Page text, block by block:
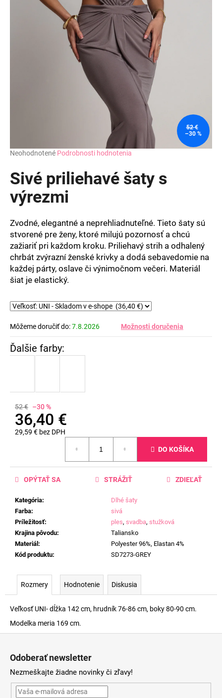
Priemerné
produktu
je
z
hviezdičiek.
Neohodnotené Podrobnosti hodnotenia
Sivé priliehavé šaty s
výrezmi
Zvodné, elegantné a neprehliadnuteľné. Tieto šaty sú
stvorené pre ženy, ktoré milujú pozornosť a chcú
zažiariť pri každom kroku. Priliehavý strih a odhalený
chrbát zvýrazní ženské krivky a dodá sebavedomie na
každej párty, oslave či výnimočnom večeri. Materiál
šiat je elastický.
Môžeme doručiť do:7.8.2026 Možnosti doručenia
52 € –30 %
36,40 €
29,59 € bez DPH
DO KOŠÍKA
Kategória:
Dlhé šaty
Farba:
sivá
Príležitosť: ples, svadba, stužková
Krajina pôvodu:
Taliansko
Materiál :
Polyester 96%, Elastan 4%
Kód produktu: SD7273-GREY
OPÝTAŤ SA STRÁŽIŤ ZDIEĽAŤ
52 €
–30 %
Rozmery Hodnotenie Diskusia
Veľkosť UNI- dĺžka 142 cm, hrudník 76-86 cm, boky 80-90 cm.
Modelka meria 169 cm.
Odoberať newsletter
Nezmeškajte žiadne novinky či zľavy!